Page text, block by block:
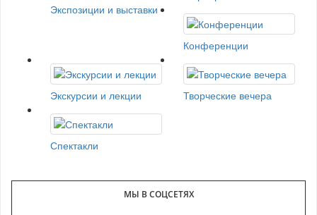
Экспозиции и выставки
Конференции
Экскурсии и лекции Творческие вечера
Спектакли
МЫ В СОЦСЕТЯХ